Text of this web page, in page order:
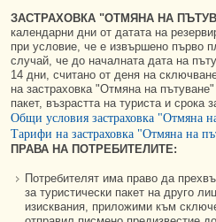
ЗАСТРАХОВКА "ОТМЯНА НА
календарни дни от датата на
при условие, че е извършено първо
случай, че до началната дата на
14 дни, считано от деня на
на застраховка "Отмяна на
пакет, възрастта на туриста и срока
Общи условия застраховка "Отмяна
Тарифи на застраховка "Отмяна на
ПРАВА НА ПОТРЕБИТЕЛИТЕ:
Потребителят има право да
за туристически пакет на друго
изисквания, приложими към